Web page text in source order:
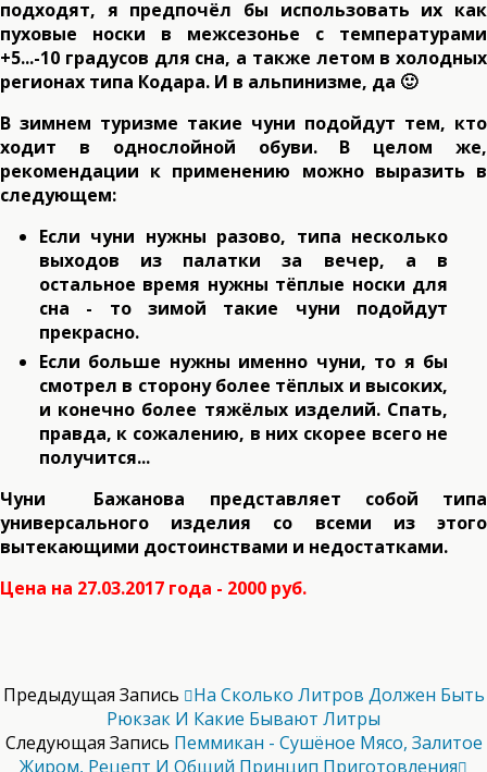
подходят, я предпочёл бы использовать их как
пуховые носки в межсезонье с температурами
+5...-10 градусов для сна, а также летом в холодных
регионах типа Кодара. И в альпинизме, да 🙂
В зимнем туризме такие чуни подойдут тем, кто
ходит в однослойной обуви. В целом же,
рекомендации к применению можно выразить в
следующем:
Если чуни нужны разово, типа несколько
выходов из палатки за вечер, а в
остальное время нужны тёплые носки для
сна - то зимой такие чуни подойдут
прекрасно.
Если больше нужны именно чуни, то я бы
смотрел в сторону более тёплых и высоких,
и конечно более тяжёлых изделий. Спать,
правда, к сожалению, в них скорее всего не
получится...
Чуни Бажанова представляет собой типа
универсального изделия со всеми из этого
вытекающими достоинствами и недостатками.
Цена на 27.03.2017 года - 2000 руб.
Предыдущая Запись
На Сколько Литров Должен Быть
Рюкзак И Какие Бывают Литры
Следующая Запись Пеммикан - Сушёное Мясо, Залитое
Жиром, Рецепт И Общий Принцип Приготовления